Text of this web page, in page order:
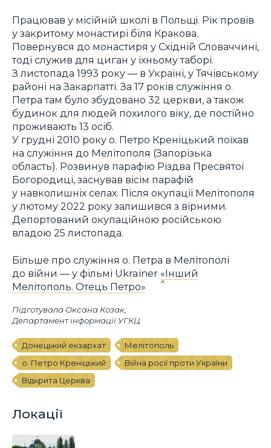
Працював у місійній школі в Польщі. Рік провів
у закритому монастирі біля Кракова.
Повернувся до монастиря у Східній Словаччині,
тоді служив для циган у їхньому таборі.
З листопада 1993 року — в Україні, у Тячівському
районі на Закарпатті. За 17 років служіння о.
Петра там було збудовано 32 церкви, а також
будинок для людей похилого віку, де постійно
проживають 13 осіб.
У грудні 2010 року о. Петро Креніцький поїхав
на служіння до Мелітополя (Запорізька
область). Розвинув парафію Різдва Пресвятої
Богородиці, заснував вісім парафій
у навколишніх селах. Після окупації Мелітополя
у лютому 2022 року залишився з вірними.
Депортований окупаційною російською
владою 25 листопада.
Більше про служіння о. Петра в Мелітополі
до війни — у фільмі Ukraїner «Інший
Мелітополь. Отець Петро»
Підготувала Оксана Козак,
Департамент інформації УГКЦ
Донецький екзархат
Мелітополь
о. Петро Креніцький
Війна росії проти України
Відкрита Церква
Локації